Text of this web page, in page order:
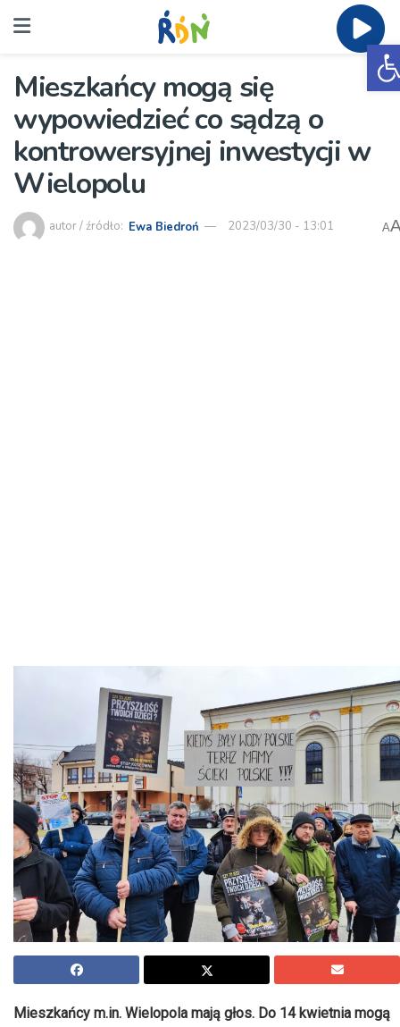
Mieszkańcy mogą się
wypowiedzieć co sądzą o
kontrowersyjnej inwestycji w
Wielopolu
autor / źródło: Ewa Biedroń 2023/03/30 - 13:01 A
Mieszkańcy m.in. Wielopola mają głos. Do 14 kwietnia mogą